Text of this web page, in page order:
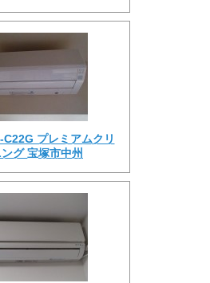
プレミアムクリ
グ 宝塚市中州